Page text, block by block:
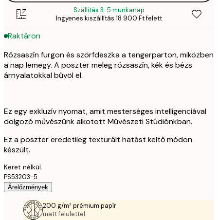
Szállítás 3-5 munkanap
Ingyenes kiszállítás 18 900 Ft felett
Raktáron
Rózsaszín furgon és szörfdeszka a tengerparton, miközben
a nap lemegy. A poszter meleg rózsaszín, kék és bézs
árnyalatokkal bűvöl el.
Ez egy exkluzív nyomat, amit mesterséges intelligenciával
dolgozó művészünk alkotott Művészeti Stúdiónkban.
Ez a poszter eredetileg texturált hatást keltő módon
készült.
Keret nélkül.
PS53203-5
Árelőzmények
200 g/m² prémium papír
matt felülettel.